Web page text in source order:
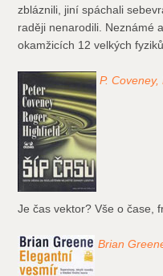
zbláznili, jiní spáchali
raději nenarodili. Neznámé
okamžicích 12 velkých
P.
Je čas vektor? Vše o čase,
Brian